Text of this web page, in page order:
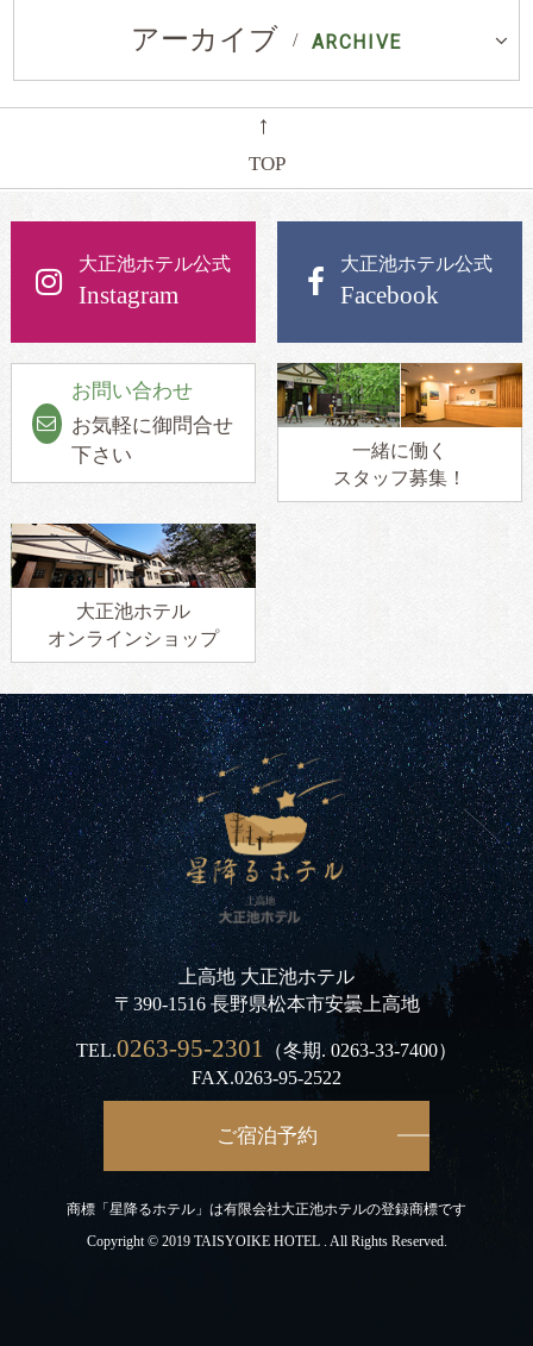
アーカイブ ARCHIVE
←
TOP
大正池ホテル公式
Instagram
大正池ホテル公式
Facebook
お問い合わせ
お気軽に御問合せ
下さい
一緒に働く
スタッフ募集！
大正池ホテル
オンラインショップ
上高地 大正池ホテル
〒390-1516 長野県松本市安曇上高地
TEL.0263-95-2301 （冬期.0263-33-7400）
FAX.0263-95-2522
ご宿泊予約
商標「星降るホテル」は有限会社大正池ホテルの登録商標です
Copyright © 2019 TAISYOIKE HOTEL . All Rights Reserved.